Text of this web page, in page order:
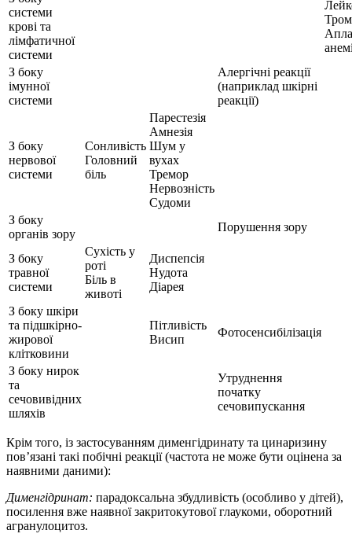
системи
крові та
лімфатичної
системи
З боку
імунної
системи
Алергічні реакції
(наприклад шкірні
реакції)
З боку
нервової
системи
Сонливість
Головний
біль
Парестезія
Амнезія
Шум у
вухах
Тремор
Нервозність
Судоми
З боку
органів зору
Порушення зору
З боку
травної
системи
Сухість у
роті
Біль в
животі
Диспепсія
Нудота
Діарея
З боку шкіри
та підшкірно-
жирової
клітковини
Пітливість
Висип
Фотосенсибілізація
З боку нирок
та
сечовивідних
шляхів
Утруднення
початку
сечовипускання
Крім того, із застосуванням дименгідринату та цинаризину
пов’язані такі побічні реакції (частота не може бути оцінена за
наявними даними):
Дименгідринат: парадоксальна збудливість (особливо у дітей),
посилення вже наявної закритокутової глаукоми, оборотний
агранулоцитоз.